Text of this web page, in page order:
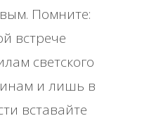
Помните:
встрече
светского
и лишь в
вставайте